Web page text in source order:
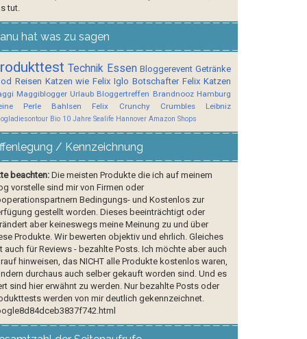
tut.
hat was zu sagen
Technik Essen Bloggerevent Getränke
Reisen Katzen wie Felix Iglo Botschafter Felix Katzen
Maggiblogger Urlaub Bloggertreffen Brandnooz Hamburg
Perle
Bahlsen Felix Crunchy Crumbles Leibniz
Bio 10 Jahre Sealife Hannover Amazon Shops
/ Kennzeichnung
beachten:Die meisten Produkte die ich auf meinem
vorstelle sind mir von Firmen oder
Bedingungs- und Kostenlos zur
gestellt worden. Dieses beeinträchtigt oder
aber keineswegs meine Meinung zu und über
Produkte. Wir bewerten objektiv und ehrlich. Gleiches
auch für Reviews - bezahlte Posts. Ich möchte aber auch
hinweisen, das NICHT alle Produkte kostenlos waren,
durchaus auch selber gekauft worden sind. Und es
sind hier erwähnt zu werden. Nur bezahlte Posts oder
werden von mir deutlich gekennzeichnet.